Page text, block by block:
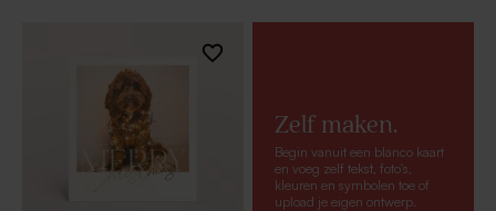
Zelf maken.
Begin vanuit een blanco kaart
en voeg zelf tekst, foto's,
kleuren en symbolen toe of
upload je eigen ontwerp.